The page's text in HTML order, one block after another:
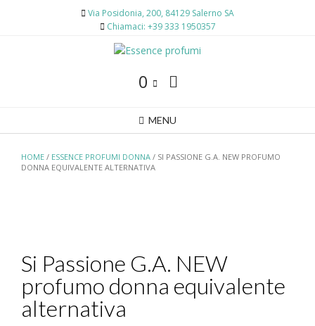
Via Posidonia, 200, 84129 Salerno SA
Chiamaci: +39 333 1950357
0
MENU
HOME / ESSENCE PROFUMI DONNA / SI PASSIONE G.A. NEW PROFUMO
DONNA EQUIVALENTE ALTERNATIVA
Si Passione G.A. NEW
profumo donna equivalente
alternativa